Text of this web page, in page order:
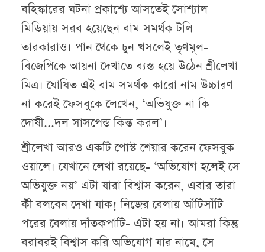
বহিস্কারের ঘটনা প্রকাশ্যে আসতেই সোশ্যাল
মিডিয়ায় সরব হয়েছেন বাম সমর্থক টলি
তারকারাও। পান থেকে চুন খসলেই তৃণমূল-
বিজেপিকে আয়না দেখাতে ব্যস্ত হয়ে উঠেন শ্রীলেখা
মিত্র। ঘোষিত এই বাম সমর্থক কারো নাম উচ্চারণ
না করেই ফেসবুকে লেখেন, ‘অভিযুক্ত না কি
দোষী...দল সাসপেন্ড কিন্ত করল’।
শ্রীলেখা আরও একটি পোস্ট শেয়ার করেন ফেসবুক
ওয়ালে। যেখানে লেখা রয়েছে- ‘অভিযোগ হলেই সে
অভিযুক্ত নয়’ এটা যারা বিশ্বাস করেন, এবার তারা
কী বলবেন দেখা যাক! নিজের বেলায় আঁটিসাঁটি
পরের বেলায় দাঁতকপাটি- এটা হয় না। আমরা কিন্তু
বরাবরই বিশ্বাস করি অভিযোগ যার নামে, সে